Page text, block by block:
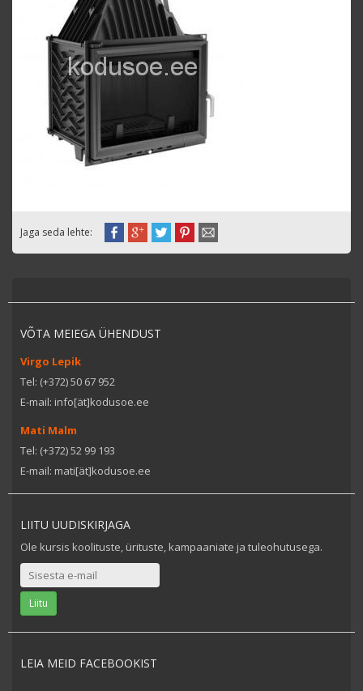
Jaga seda lehte:
VÕTA MEIEGA ÜHENDUST
Virgo Lepik
Tel: (+372) 50 67 952
E-mail: info[ät]kodusoe.ee
Mati Malm
Tel: (+372) 52 99 193
E-mail: mati[ät]kodusoe.ee
LIITU UUDISKIRJAGA
Ole kursis koolituste, ürituste, kampaaniate ja tuleohutusega.
LEIA MEID FACEBOOKIST